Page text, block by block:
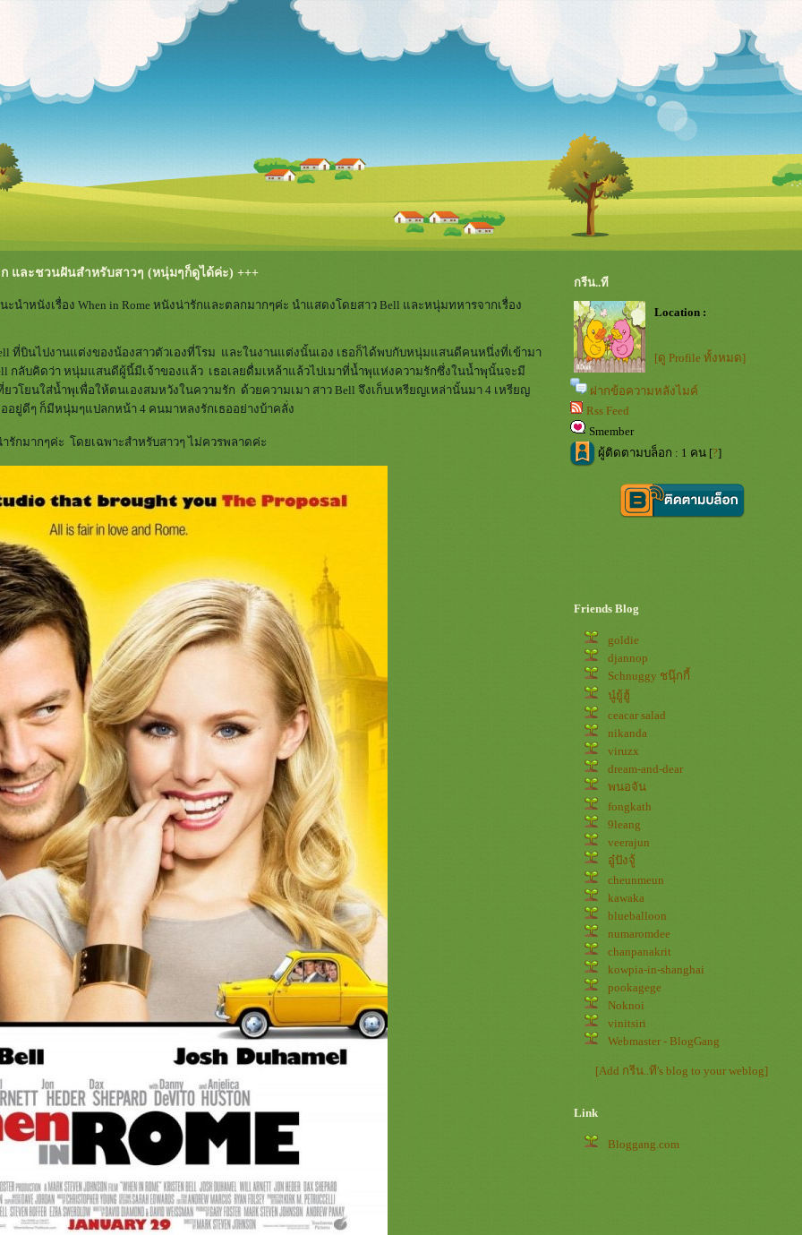
ก และชวนฝันสำหรับสาวๆ (หนุ่มๆก็ดูได้ค่ะ) +++
นำหนังเรื่อง When in Rome หนังน่ารักและตลกมากๆค่ะ นำแสดงโดยสาว Bell และหนุ่มทหารจากเรื่อง
ที่บินไปงานแต่งของน้องสาวตัวเองที่โรม และในงานแต่งนั้นเอง เธอก็ได้พบกับหนุ่มแสนดีคนหนึ่งที่เข้ามา
กลับคิดว่า หนุ่มแสนดีผู้นี้มีเจ้าของแล้ว เธอเลยดื่มเหล้าแล้วไปเมาที่น้ำพุแห่งความรักซึ่งในน้ำพุนั้นจะมี
วโยนใส่น้ำพุเพื่อให้ตนเองสมหวังในความรัก ด้วยความเมา สาว Bell จึงเก็บเหรียญเหล่านั้นมา 4 เหรียญ
อยู่ดีๆ ก็มีหนุ่มๆแปลกหน้า 4 คนมาหลงรักเธออย่างบ้าคลั่ง
รักมากๆค่ะ โดยเฉพาะสำหรับสาวๆ ไม่ควรพลาดค่ะ
กรีน..ที
Location :
[ดู Profile ทั้งหมด]
ฝากข้อความหลังไมค์
Rss Feed
Smember
ผู้ติดตามบล็อก : 1 คน [?]
Friends Blog
goldie
djannop
Schnuggy ชนุ๊กกี้
นู๋ยู้ฮู้
ceacar salad
nikanda
viruzx
dream-and-dear
พนอจัน
fongkath
9leang
veerajun
อู๋ปังจู้
cheunmeun
kawaka
blueballoon
numaromdee
chanpanakrit
kowpia-in-shanghai
pookagege
Noknoi
vinitsiri
Webmaster - BlogGang
[Add กรีน..ที's blog to your weblog]
Link
Bloggang.com